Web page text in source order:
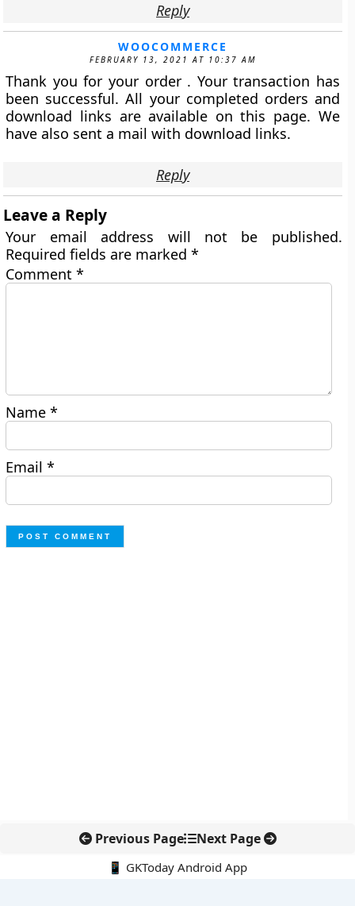
Reply
WOOCOMMERCE
FEBRUARY 13, 2021 AT 10:37 AM
Thank you for your order . Your transaction has
been successful. All your completed orders and
download links are available on this page. We
have also sent a mail with download links.
Reply
Leave a Reply
Your email address will not be published.
Required fields are marked*
Comment*
Name*
Email*
Previous Page Next Page
📱 GKToday Android App